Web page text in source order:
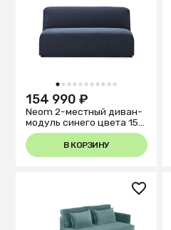
1 2 3 4 5 6 7 8 9 1011
154 990 ₽
Neom 2-местный диван-
модуль синего цвета 150
см
В КОРЗИНУ